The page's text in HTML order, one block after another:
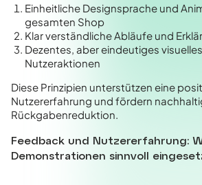
Einheitliche Designsprache und
gesamten Shop
Klar verständliche Abläufe und
Dezentes, aber eindeutiges
Nutzeraktionen
Diese Prinzipien unterstützen eine
Nutzererfahrung und fördern
Rückgabenreduktion.
Feedback und Nutzererfahrung:
Demonstrationen sinnvoll